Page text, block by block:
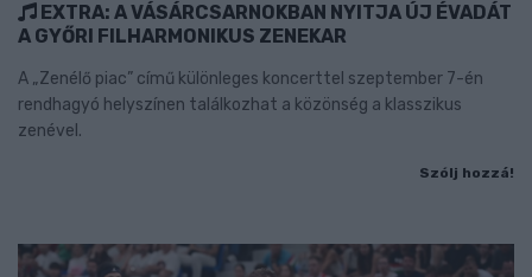
EXTRA: A VÁSÁRCSARNOKBAN NYITJA ÚJ ÉVADÁT
A GYŐRI FILHARMONIKUS ZENEKAR
A „Zenélő piac” című különleges koncerttel szeptember 7-én
rendhagyó helyszínen találkozhat a közönség a klasszikus
zenével.
Szólj hozzá!